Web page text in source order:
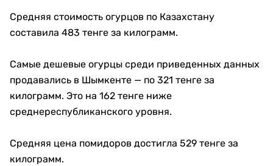
Средняя стоимость огурцов по Казахстану
составила 483 тенге за килограмм.
Самые дешевые огурцы среди приведенных данных
продавались в Шымкенте — по 321 тенге за
килограмм. Это на 162 тенге ниже
среднереспубликанского уровня.
Средняя цена помидоров достигла 529 тенге за
килограмм.